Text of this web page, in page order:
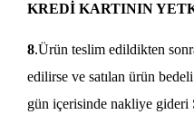
KREDİ KARTININ
8.Ürün teslim edildikten
edilirse ve satılan ürün
gün içerisinde nakliye gideri